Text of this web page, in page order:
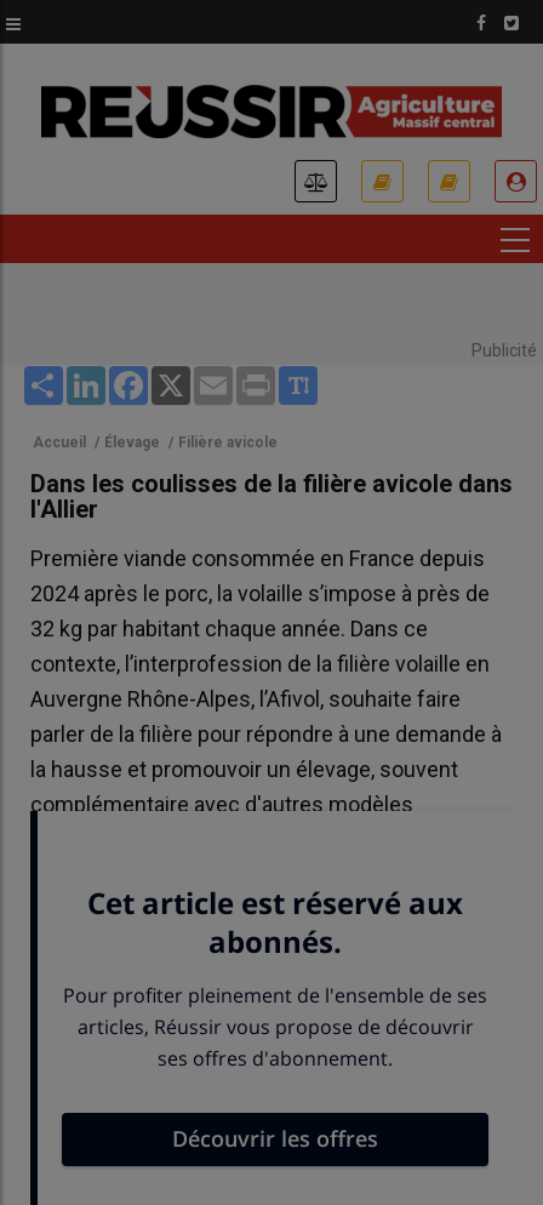
au
principal
Publicité
Share LinkedInFacebook
X Email Print
Accueil / Élevage / Filière avicole
Dans les coulisses de la filière avicole dans
l'Allier
Première viande consommée en France depuis
2024 après le porc, la volaille s’impose à près de
32 kg par habitant chaque année. Dans ce
contexte, l’interprofession de la filière volaille en
Auvergne Rhône-Alpes, l’Afivol, souhaite faire
parler de la filière pour répondre à une demande à
la hausse et promouvoir un élevage, souvent
complémentaire avec d'autres modèles